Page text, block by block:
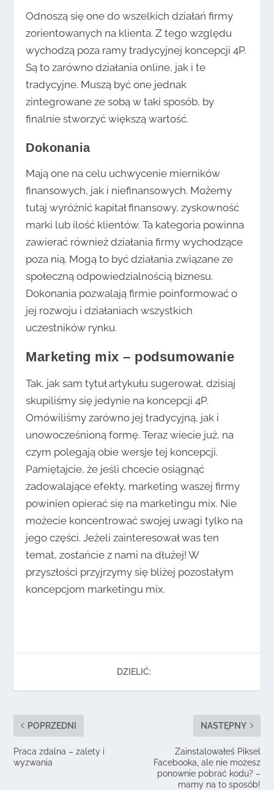
Odnoszą się one do wszelkich działań firmy
zorientowanych na klienta. Z tego względu
wychodzą poza ramy tradycyjnej koncepcji 4P.
Są to zarówno działania online, jak i te
tradycyjne. Muszą być one jednak
zintegrowane ze sobą w taki sposób, by
finalnie stworzyć większą wartość.
Dokonania
Mają one na celu uchwycenie mierników
finansowych, jak i niefinansowych. Możemy
tutaj wyróżnić kapitał finansowy, zyskowność
marki lub ilość klientów. Ta kategoria powinna
zawierać również działania firmy wychodzące
poza nią. Mogą to być działania związane ze
społeczną odpowiedzialnością biznesu.
Dokonania pozwalają firmie poinformować o
jej rozwoju i działaniach wszystkich
uczestników rynku.
Marketing mix – podsumowanie
Tak, jak sam tytuł artykułu sugerował, dzisiaj
skupiliśmy się jedynie na koncepcji 4P.
Omówiliśmy zarówno jej tradycyjną, jak i
unowocześnioną formę. Teraz wiecie już, na
czym polegają obie wersje tej koncepcji.
Pamiętajcie, że jeśli chcecie osiągnąć
zadowalające efekty, marketing waszej firmy
powinien opierać się na marketingu mix. Nie
możecie koncentrować swojej uwagi tylko na
jego części. Jeżeli zainteresował was ten
temat, zostańcie z nami na dłużej! W
przyszłości przyjrzymy się bliżej pozostałym
koncepcjom marketingu mix.
DZIELIĆ:
POPRZEDNI
Praca zdalna – zalety i
wyzwania
NASTĘPNY
Zainstalowałeś Piksel
Facebooka, ale nie możesz
ponownie pobrać kodu? –
mamy na to sposób!